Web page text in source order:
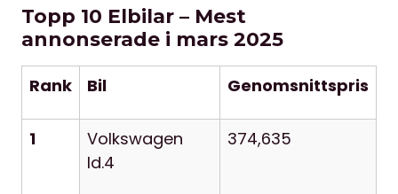
Topp 10 Elbilar – Mest
annonserade i mars 2025
Rank Bil Genomsnittspris
1
Volkswagen
Id.4
374,635